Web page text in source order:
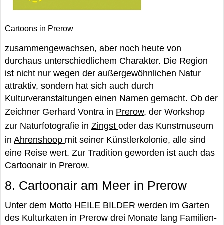
Cartoons in Prerow
zusammengewachsen, aber noch heute von
durchaus unterschiedlichem Charakter. Die Region
ist nicht nur wegen der außergewöhnlichen Natur
attraktiv, sondern hat sich auch durch
Kulturveranstaltungen einen Namen gemacht. Ob der
Zeichner Gerhard Vontra in Prerow, der Workshop
zur Naturfotografie in Zingst oder das Kunstmuseum
in Ahrenshoop mit seiner Künstlerkolonie, alle sind
eine Reise wert. Zur Tradition geworden ist auch das
Cartoonair in Prerow.
8. Cartoonair am Meer in Prerow
Unter dem Motto HEILE BILDER werden im Garten
des Kulturkaten in Prerow drei Monate lang Familien-